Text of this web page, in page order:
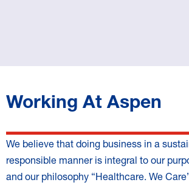
Working At Aspen
We believe that doing business in a
responsible manner is integral to our
and our philosophy “Healthcare. We